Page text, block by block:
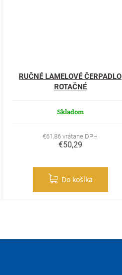
RUČNÉ LAMELOVÉ ČERPADLO
ROTAČNÉ
Skladom
€61,86 vrátane DPH
€50,29
Do košíka